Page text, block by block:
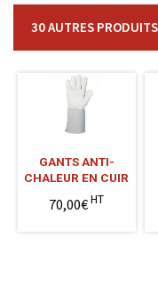
30 AUTRES
GANTS ANTI-
CHALEUR EN CUIR
70,00€HT